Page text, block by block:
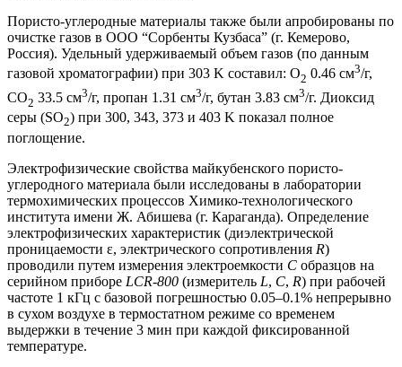
Пористо-углеродные материалы также были апробированы по
очистке газов в ООО “Сорбенты Кузбаса” (г. Кемерово,
Россия). Удельный удерживаемый объем газов (по данным
газовой хроматографии) при 303 K составил: О2 0.46 см3/г,
СО2 33.5 см3/г, пропан 1.31 см3/г, бутан 3.83 см3/г. Диоксид
серы (SO2) при 300, 343, 373 и 403 K показал полное
поглощение.
Электрофизические свойства майкубенского пористо-
углеродного материала были исследованы в лаборатории
термохимических процессов Химико-технологического
института имени Ж. Абишева (г. Караганда). Определение
электрофизических характеристик (диэлектрической
проницаемости ε, электрического сопротивления R)
проводили путем измерения электроемкости С образцов на
серийном приборе LCR-800 (измеритель L, C, R) при рабочей
частоте 1 кГц с базовой погрешностью 0.05–0.1% непрерывно
в сухом воздухе в термостатном режиме со временем
выдержки в течение 3 мин при каждой фиксированной
температуре.